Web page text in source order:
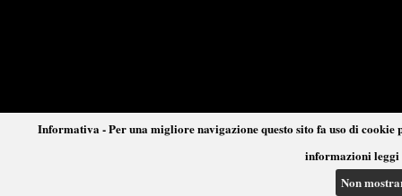
Informativa - Per una migliore navigazione questo sito fa uso di
informazioni leggi
Non